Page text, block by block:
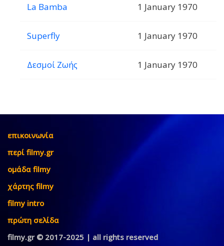
La Bamba 1 January 1970
Superfly 1 January 1970
Δεσμοί Ζωής 1 January 1970
επικοινωνία
περί filmy.gr
ομάδα filmy
χάρτης filmy
filmy intro
πρώτη σελίδα
filmy.gr © 2017-2025 | all rights reserved